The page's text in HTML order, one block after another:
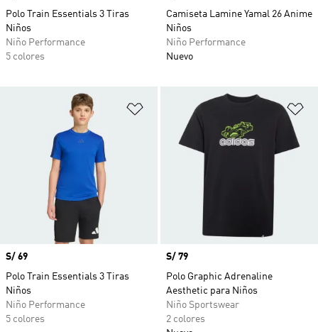
Polo Train Essentials 3 Tiras
Niños
Niño Performance
5 colores
Camiseta Lamine Yamal 26 Anime
Niños
Niño Performance
Nuevo
Añadir a la lista de deseos
Precio
S/ 69
Polo Train Essentials 3 Tiras
Niños
Niño Performance
5 colores
Precio
S/ 79
Polo Graphic Adrenaline
Aesthetic para Niños
Niño Sportswear
2 colores